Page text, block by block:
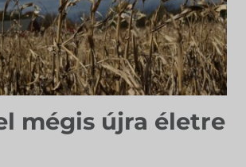
mégis újra életre